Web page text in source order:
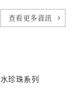
查看更多資訊
水珍珠系列